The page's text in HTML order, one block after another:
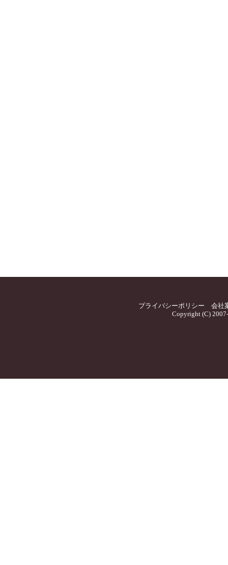
プライバシーポリシー
会社
Copyright (C)